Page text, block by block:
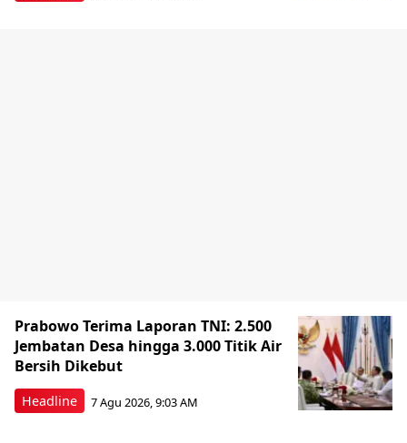
Headline
Prabowo Terima Laporan TNI: 2.500
Jembatan Desa hingga 3.000 Titik Air
Bersih Dikebut
7 Agu 2026, 9:03 AM